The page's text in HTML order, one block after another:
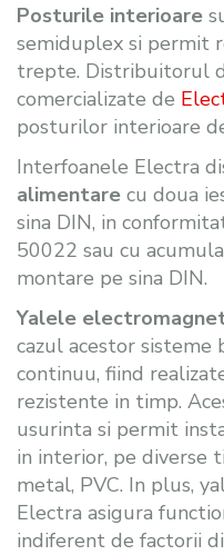
Posturile interioare
semiduplex si permit
trepte. Distribuitorul
comercializate de
posturilor interioare
Interfoanele Electra
alimentare cu doua
sina DIN, in
50022 sau cu
montare pe sina DIN.
Yalele
cazul acestor sisteme
continuu, fiind
rezistente in timp.
usurinta si permit
in interior, pe diverse
metal, PVC. In plus,
Electra asigura
indiferent de factorii